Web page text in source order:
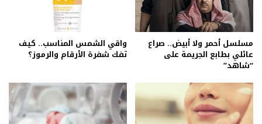
مسلسل أحمر ولا أبيض.. صراع
عائلي بطابع الجريمة على
“شاهد”
واقي الشمس المناسب.. كيف
تفك شفرة الأرقام والرموز؟